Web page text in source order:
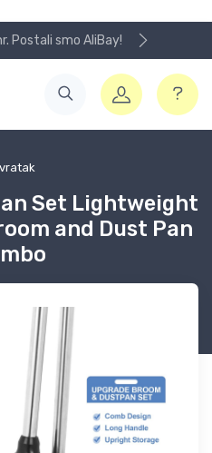
Postali smo AliBay!
Set Lightweight
and Dust Pan